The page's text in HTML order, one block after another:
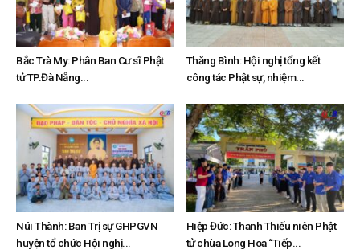
Bắc Trà My: Phân Ban Cư sĩ Phật
tử TP.Đà Nẵng...
Thăng Bình: Hội nghị tổng kết
công tác Phật sự, nhiệm...
Núi Thành: Ban Trị sự GHPGVN
huyện tổ chức Hội nghị...
Hiệp Đức: Thanh Thiếu niên Phật
tử chùa Long Hoa “Tiếp...